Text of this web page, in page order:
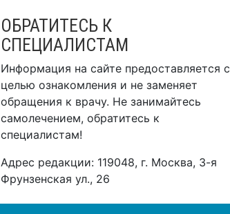
ОБРАТИТЕСЬ К
СПЕЦИАЛИСТАМ
Информация на сайте предоставляется с
целью ознакомления и не заменяет
обращения к врачу. Не занимайтесь
самолечением, обратитесь к
специалистам!
Адрес редакции: 119048, г. Москва, 3-я
Фрунзенская ул., 26